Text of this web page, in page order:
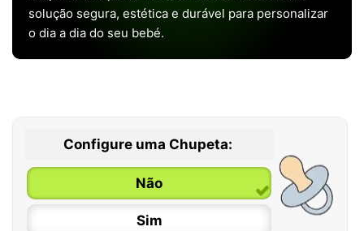
solução segura, estética e durável para personalizar
o dia a dia do seu bebé.
Configure uma Chupeta:
Não
Sim